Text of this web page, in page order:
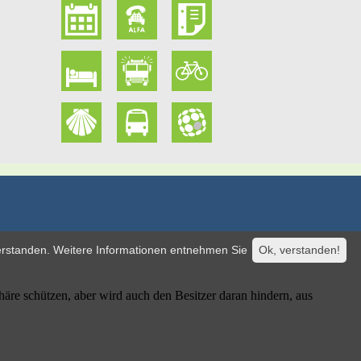
Ok, verstanden!
Weitere Informationen entnehmen Sie